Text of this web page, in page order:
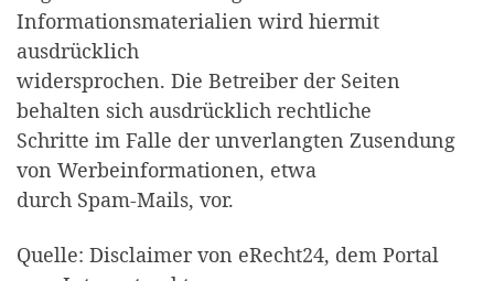
Informationsmaterialien wird hiermit
ausdrücklich
widersprochen. Die Betreiber der Seiten
behalten sich ausdrücklich rechtliche
Schritte im Falle der unverlangten Zusendung
von Werbeinformationen, etwa
durch Spam-Mails, vor.
Quelle: Disclaimer von eRecht24, dem Portal